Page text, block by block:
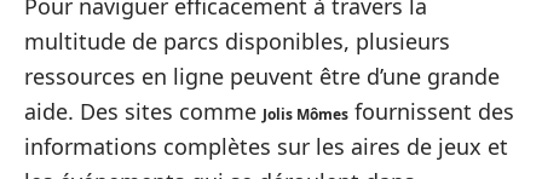
multitude de parcs disponibles, plusieurs
ressources en ligne peuvent être d’une grande
aide. Des sites comme Jolis Mômes fournissent des
informations complètes sur les aires de jeux et